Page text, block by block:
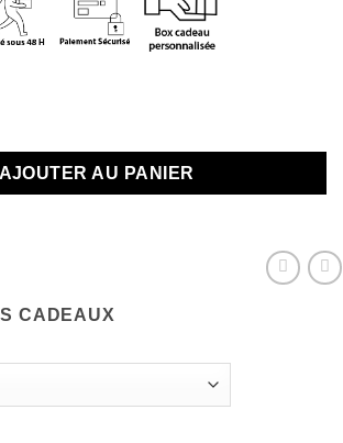
Pour les amis
AJOUTER AU PANIER
CADEAUX